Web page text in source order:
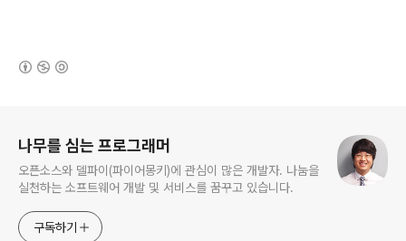
나무를 심는 프로그래머
오픈소스와 델파이(파이어몽키)에 관심이 많은 개발자. 나눔을
실천하는 소프트웨어 개발 및 서비스를 꿈꾸고 있습니다.
구독하기